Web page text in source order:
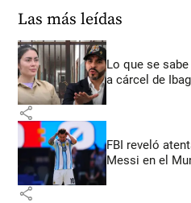
Las más leídas
Lo que se
a cárcel de
share
FBI reveló
Messi en el
share